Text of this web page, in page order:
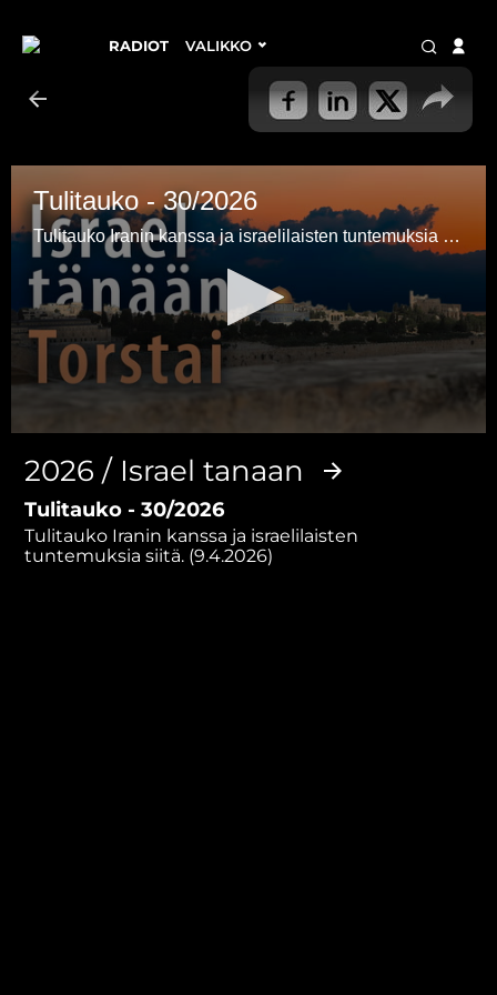
RADIOT VALIKKO
Tulitauko - 30/2026
Tulitauko Iranin kanssa ja israelilaisten tuntemuksia siitä.
seconds
minutes,
41
seconds
2026 / Israel tanaan
Tulitauko - 30/2026
Tulitauko Iranin kanssa ja israelilaisten
tuntemuksia siitä. (9.4.2026)